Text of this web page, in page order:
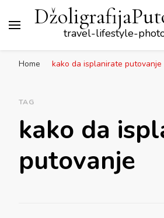
travel-lifestyle-
Home kako da isplanirate putovanje
TAG
kako da
putovanje